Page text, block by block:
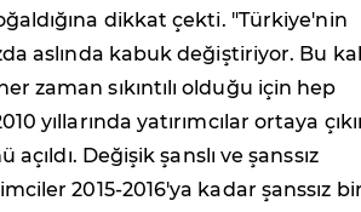
dikkat çekti. "Türkiye'nin
aslında kabuk değiştiriyor. Bu
zaman sıkıntılı olduğu için hep
yıllarında yatırımcılar ortaya
Değişik şanslı ve şanssız
2015-2016'ya kadar şanssız bir